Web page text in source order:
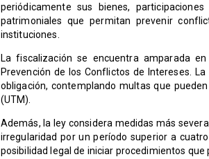
periódicamente sus bienes,
patrimoniales que permitan prevenir
instituciones.
La fiscalización se encuentra amparada
Prevención de los Conflictos de Intereses.
obligación, contemplando multas que
(UTM).
Además, la ley considera medidas más
irregularidad por un período superior a
posibilidad legal de iniciar procedimientos